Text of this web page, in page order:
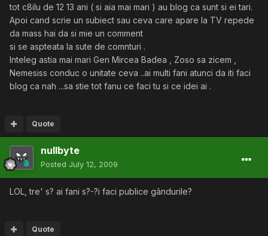
tot c8ilu de 12 13 ani ( si aia mai mari ) au blog ca sunt si ei tari.
Apoi cand scrie un subiect sau ceva care apare la TV repede
da mass hai da si mie un comment
si se aspteata la sute de comnturi .
Inteleg astia mai mari Gen Mircea Badea , Zoso sa zicem ,
Nemesiss conduc o unitate ceva ..ai multi fani atunci da iti faci
blog ca nah ...sa stie tot fanu ce faci tu si ce idei ai .
Quote
nullbyte
Posted July 12, 2009
LOL, tre' s? ai fani s?-?i faci publice gândurile?
Quote